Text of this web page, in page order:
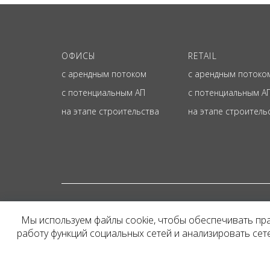
ОФИСЫ
с арендным потоком
с потенциальным АП
на этапе строительства
RETAIL
с арендным
с потенциальным
на этапе
Представленная на
и не является
Мы используем файлы cookie, чтобы обеспечивать
работу функций социальных сетей и анализировать